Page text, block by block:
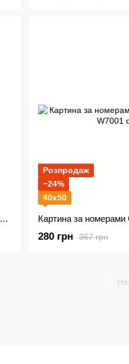
Картина за номерами Котик в ромашках W4013
Розпродаж
−24%
40х50
Картина за номерами
367 грн
280 грн